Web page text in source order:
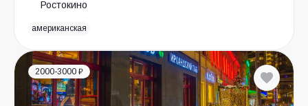
Ростокино
американская
2000-3000 ₽